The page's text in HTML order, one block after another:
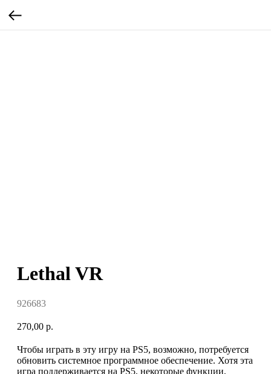
Lethal VR
926683
270,00 р.
Чтобы играть в эту игру на PS5, возможно, потребуется
обновить системное программное обеспечение. Хотя эта
игра поддерживается на PS5, некоторые функции,